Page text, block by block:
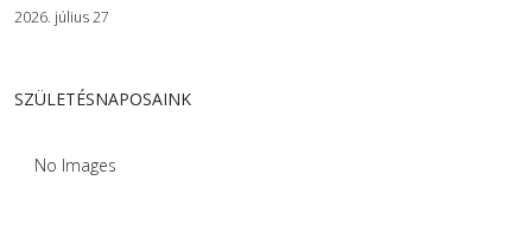
2026. július 27
SZÜLETÉSNAPOSAINK
No Images